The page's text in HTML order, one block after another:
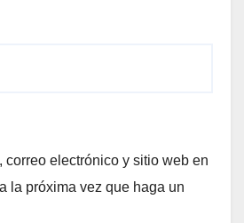
correo electrónico y sitio web en
la próxima vez que haga un